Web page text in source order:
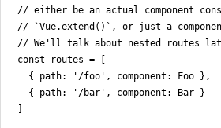
// either be an actual component
// `Vue.extend()`, or just a
// We'll talk about nested routes
const routes = [
  { path: '/foo', component: Foo },
  { path: '/bar', component: Bar }